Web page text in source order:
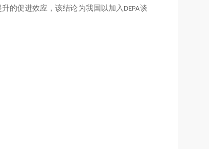
的促进效应，该结论为我国以加入 DEPA谈